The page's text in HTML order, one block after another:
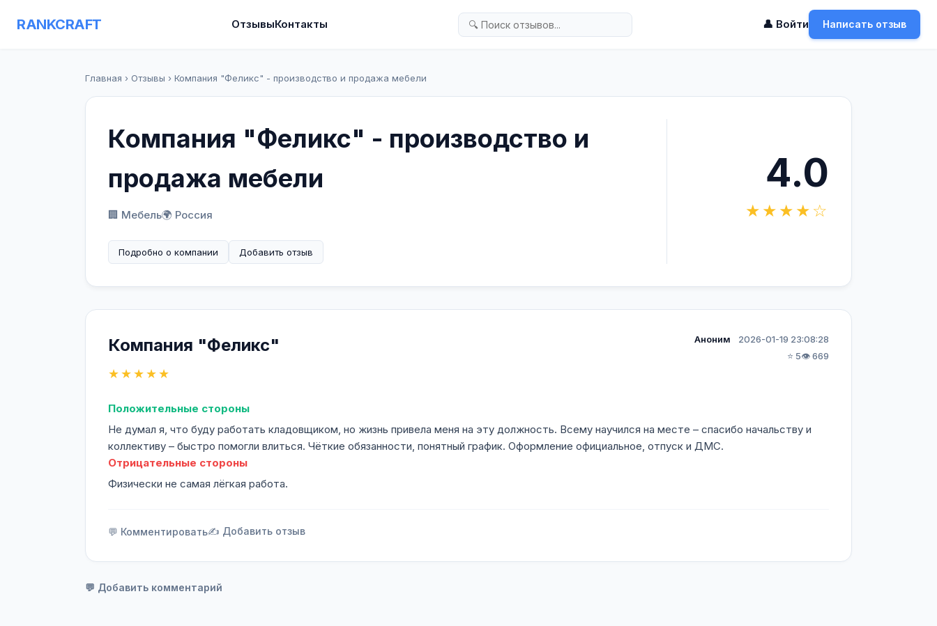
RANKCRAFT ОтзывыКонтакты 👤 Войти Написать отзыв
Главная › Отзывы › Компания "Феликс" - производство и продажа мебели
Компания "Феликс" - производство и
продажа мебели
🏢 Мебель🌍 Россия
Подробно о компании Добавить отзыв
4.0
★★★★☆
Компания "Феликс"
★★★★★
Аноним
2026-01-19 23:08:28
⭐ 5👁️ 669
Положительные стороны
Не думал я, что буду работать кладовщиком, но жизнь привела меня на эту должность. Всему научился на месте – спасибо начальству и
коллективу – быстро помогли влиться. Чёткие обязанности, понятный график. Оформление официальное, отпуск и ДМС.
Отрицательные стороны
Физически не самая лёгкая работа.
💬 Комментировать✍️ Добавить отзыв
💬 Добавить комментарий